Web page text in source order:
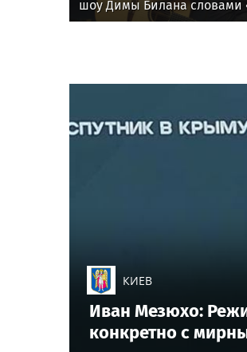
шоу Димы Билана словами
дороже денег»
КИЕВ
Иван Мезюхо:
конкретно с